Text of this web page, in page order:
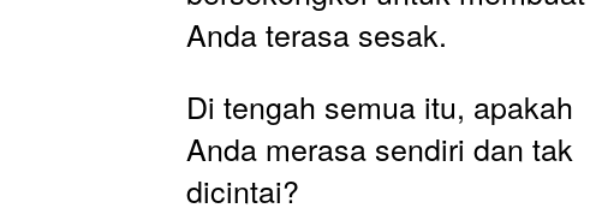
Anda terasa sesak.
Di tengah semua itu, apakah
Anda merasa sendiri dan tak
dicintai?